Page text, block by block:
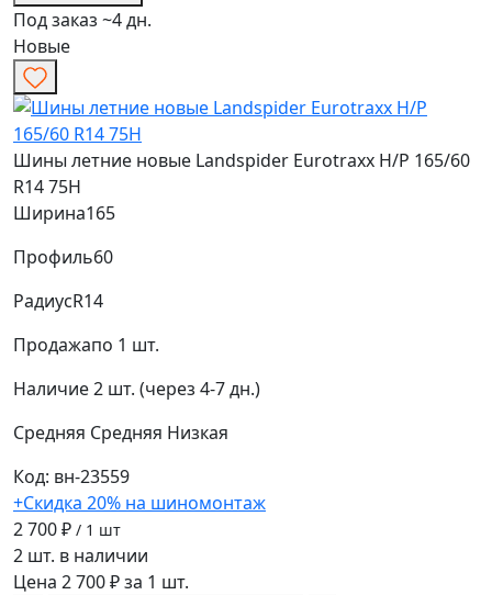
Под заказ ~4 дн.
Новые
Шины летние новые Landspider Eurotraxx H/P 165/60
R14 75H
Ширина165
Профиль60
РадиусR14
Продажапо 1 шт.
Наличие2 шт. (через 4-7 дн.)
Средняя Средняя Низкая
Код: вн-23559
+Скидка 20% на шиномонтаж
2 700 ₽ / 1 шт
2 шт. в наличии
Цена 2 700 ₽ за 1 шт.